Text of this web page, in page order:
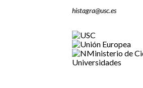
histagra@usc.es